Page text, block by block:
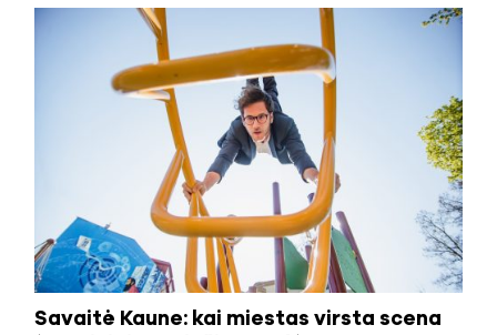
Savaitė Kaune: kai miestas virsta scena